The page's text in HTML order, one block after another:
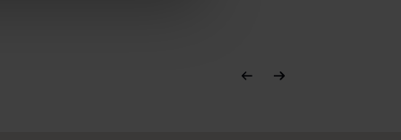
kombinera informationen